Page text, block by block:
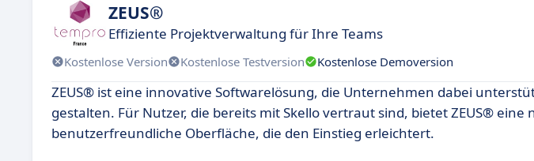
ZEUS®
Effiziente Projektverwaltung für Ihre Teams
Kostenlose Version Kostenlose Testversion Kostenlose Demoversion
ZEUS® ist eine innovative Softwarelösung, die Unternehmen dabei
gestalten. Für Nutzer, die bereits mit Skello vertraut sind, bietet ZEUS®
benutzerfreundliche Oberfläche, die den Einstieg erleichtert.